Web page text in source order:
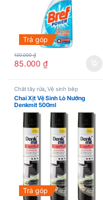
Trả góp
85.000₫
130.000₫
Chất tẩy rửa,Vệ sinh bếp
Chai Xịt Vệ Sinh Lò Nướng
Denkmit 500ml
Trả góp